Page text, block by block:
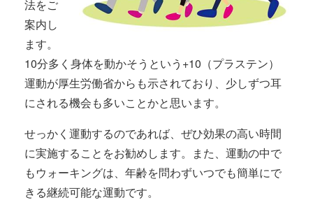
法をご
案内し
ます。
10分多く身体を動かそうという+10（プラステン）
運動が厚生労働省からも示されており、少しずつ耳
にされる機会も多いことかと思います。
せっかく運動するのであれば、ぜひ効果の高い時間
に実施することをお勧めします。また、運動の中で
もウォーキングは、年齢を問わずいつでも簡単にで
きる継続可能な運動です。